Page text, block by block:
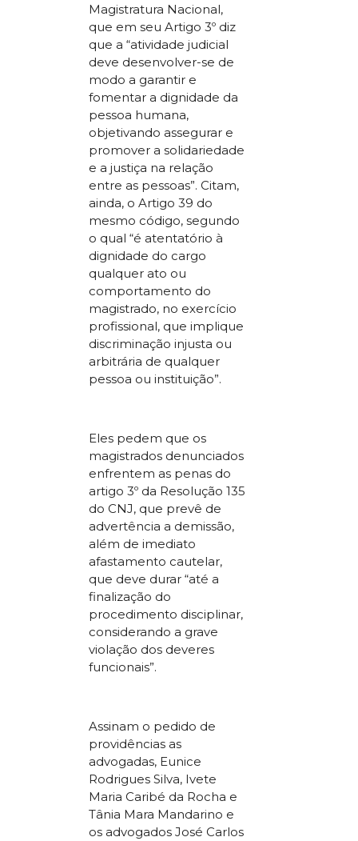
Magistratura Nacional,
que em seu Artigo 3º diz
que a “atividade judicial
deve desenvolver-se de
modo a garantir e
fomentar a dignidade da
pessoa humana,
objetivando assegurar e
promover a solidariedade
e a justiça na relação
entre as pessoas”. Citam,
ainda, o Artigo 39 do
mesmo código, segundo
o qual “é atentatório à
dignidade do cargo
qualquer ato ou
comportamento do
magistrado, no exercício
profissional, que implique
discriminação injusta ou
arbitrária de qualquer
pessoa ou instituição”.
Eles pedem que os
magistrados denunciados
enfrentem as penas do
artigo 3º da Resolução 135
do CNJ, que prevê de
advertência a demissão,
além de imediato
afastamento cautelar,
que deve durar “até a
finalização do
procedimento disciplinar,
considerando a grave
violação dos deveres
funcionais”.
Assinam o pedido de
providências as
advogadas, Eunice
Rodrigues Silva, Ivete
Maria Caribé da Rocha e
Tânia Mara Mandarino e
os advogados José Carlos